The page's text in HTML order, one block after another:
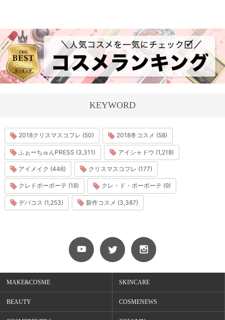
KEYWORD
2018クリスマスコフレ (50) 2018冬コスメ (58)
ふぉーちゅんPRESS (3,311) アイシャドウ (1,218)
アイメイク (446) クリスマスコフレ (177)
クレドポーボーテ (18) クレ・ド・ポーボーテ (9)
デパコス (1,253) 新作コスメ (3,387)
MAKE&COSME SKINCARE
BEAUTY COSMENEWS